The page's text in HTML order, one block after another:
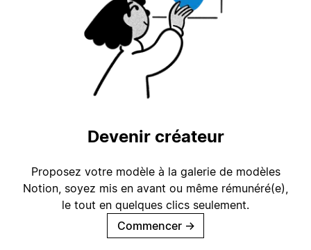
Devenir créateur
Proposez votre modèle à la galerie de modèles
Notion, soyez mis en avant ou même rémunéré(e),
le tout en quelques clics seulement.
Commencer →